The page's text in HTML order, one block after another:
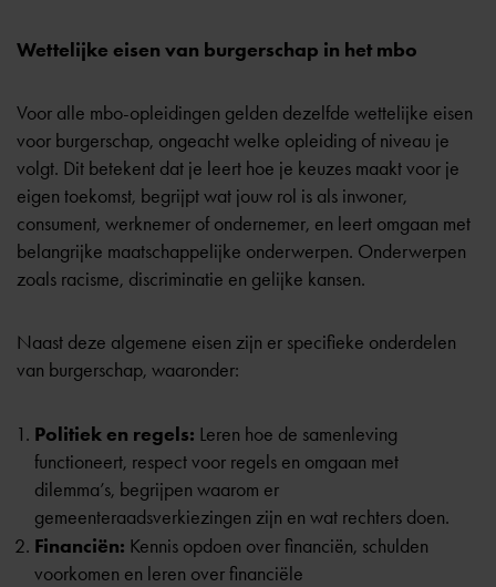
Wettelijke eisen van burgerschap in het mbo
Voor alle mbo-opleidingen gelden dezelfde wettelijke eisen
voor burgerschap, ongeacht welke opleiding of niveau je
volgt. Dit betekent dat je leert hoe je keuzes maakt voor je
eigen toekomst, begrijpt wat jouw rol is als inwoner,
consument, werknemer of ondernemer, en leert omgaan met
belangrijke maatschappelijke onderwerpen. Onderwerpen
zoals racisme, discriminatie en gelijke kansen.
Naast deze algemene eisen zijn er specifieke onderdelen
van burgerschap, waaronder:
Politiek en regels: Leren hoe de samenleving
functioneert, respect voor regels en omgaan met
dilemma’s, begrijpen waarom er
gemeenteraadsverkiezingen zijn en wat rechters doen.
Financiën: Kennis opdoen over financiën, schulden
voorkomen en leren over financiële